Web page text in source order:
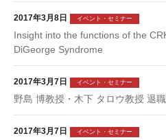
2017年3月8日 イベント・セミナー
Insight into the functions of the
DiGeorge Syndrome
2017年3月7日 イベント・セミナー
野島 博教授・木下 タロウ教授 退
2017年3月7日 イベント・セミナー